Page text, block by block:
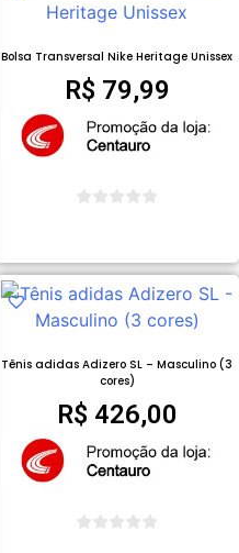
Bolsa Transversal Nike Heritage Unissex
R$ 79,99
Tênis adidas Adizero SL – Masculino (3
cores)
R$ 426,00